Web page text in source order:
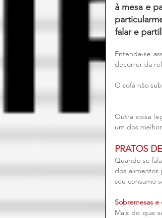
à mesa e
falar e
Entenda-se
decorrer da
O sofá não
Outra coisa
um dos
PRATOS
Quando se
dos alimentos
seu consumo
Sobremesas e
Mais do que